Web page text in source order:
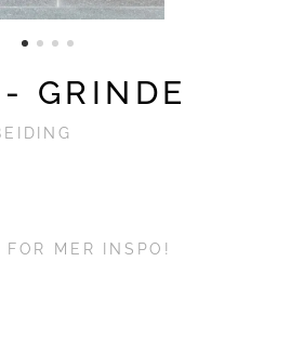
GRINDE
MER INSPO!